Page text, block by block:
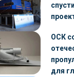
CNF22
ОСК
для